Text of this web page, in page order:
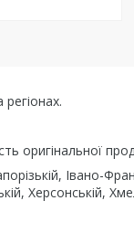
оригінальної
Івано-
Херсонській,